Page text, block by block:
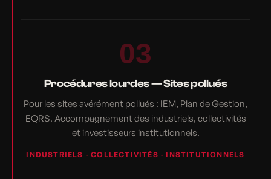
03
Procédures lourdes — Sites pollués
Pour les sites avérément pollués : IEM, Plan de Gestion,
EQRS. Accompagnement des industriels, collectivités
et investisseurs institutionnels.
INDUSTRIELS · COLLECTIVITÉS · INSTITUTIONNELS